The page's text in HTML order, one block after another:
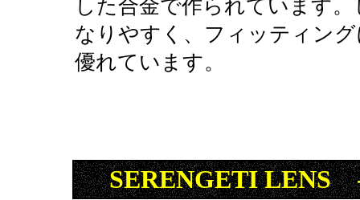
した合金で作られています。
なりやすく、フィッティン
優れています。
SERENGETI LENS